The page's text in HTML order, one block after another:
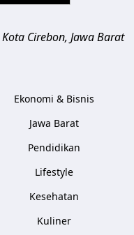
Kota Cirebon, Jawa Barat
Ekonomi & Bisnis
Jawa Barat
Pendidikan
Lifestyle
Kesehatan
Kuliner